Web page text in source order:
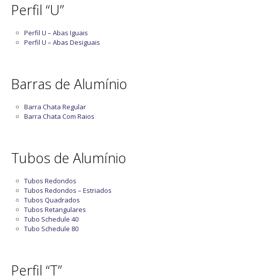
Perfil “U”
Perfil U – Abas Iguais
Perfil U – Abas Desiguais
Barras de Alumínio
Barra Chata Regular
Barra Chata Com Raios
Tubos de Alumínio
Tubos Redondos
Tubos Redondos – Estriados
Tubos Quadrados
Tubos Retangulares
Tubo Schedule 40
Tubo Schedule 80
Perfil “T”